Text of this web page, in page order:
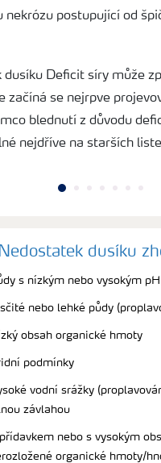
nekrózu postupující od
dusíku Deficit síry může
začíná se nejrpve
blednutí z důvodu
nejdříve na starších
Nedostatek dusíku
s nízkým nebo vysokým pH
nebo lehké půdy
obsah organické hmoty
podmínky
vodní srážky
závlahou
nebo s vysokým
organické hmoty/